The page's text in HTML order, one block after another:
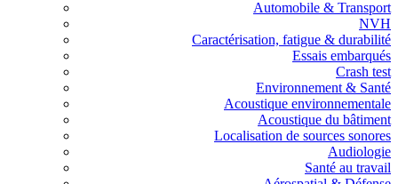
Automobile & Transport
NVH
Caractérisation, fatigue & durabilité
Essais embarqués
Crash test
Environnement & Santé
Acoustique environnementale
Acoustique du bâtiment
Localisation de sources sonores
Audiologie
Santé au travail